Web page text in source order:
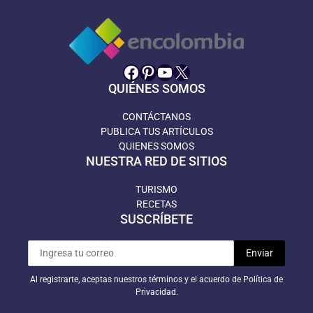
Facebook
Pinterest
YouTube
X
QUIÉNES SOMOS
CONTÁCTANOS
PUBLICA TUS ARTÍCULOS
QUIENES SOMOS
NUESTRA RED DE SITIOS
TURISMO
RECETAS
SUSCRÍBETE
Al registrarte, aceptas nuestros términos y el acuerdo de Política de
Privacidad.